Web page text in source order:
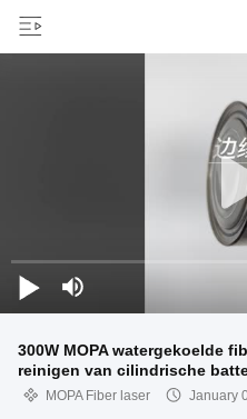
300W MOPA watergekoelde
reinigen van cilindrische
MOPA Fiber laser January